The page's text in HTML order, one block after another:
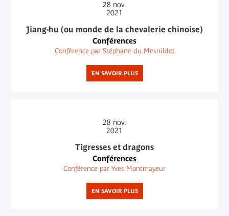
28 nov.
2021
Jiang-hu (ou monde de la chevalerie chinoise)
Conférences
Conférence par Stéphane du Mesnildot
EN SAVOIR PLUS
28 nov.
2021
Tigresses et dragons
Conférences
Conférence par Yves Montmayeur
EN SAVOIR PLUS